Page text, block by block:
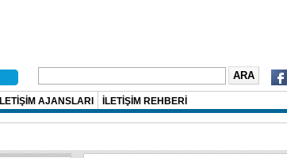
İLETİŞİM AJANSLARI İLETİŞİM REHBERİ